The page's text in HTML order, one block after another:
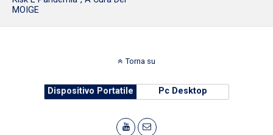
MOIGE
Torna su
Dispositivo Portatile Pc Desktop